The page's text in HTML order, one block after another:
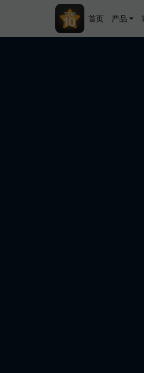
Main
首页 产品